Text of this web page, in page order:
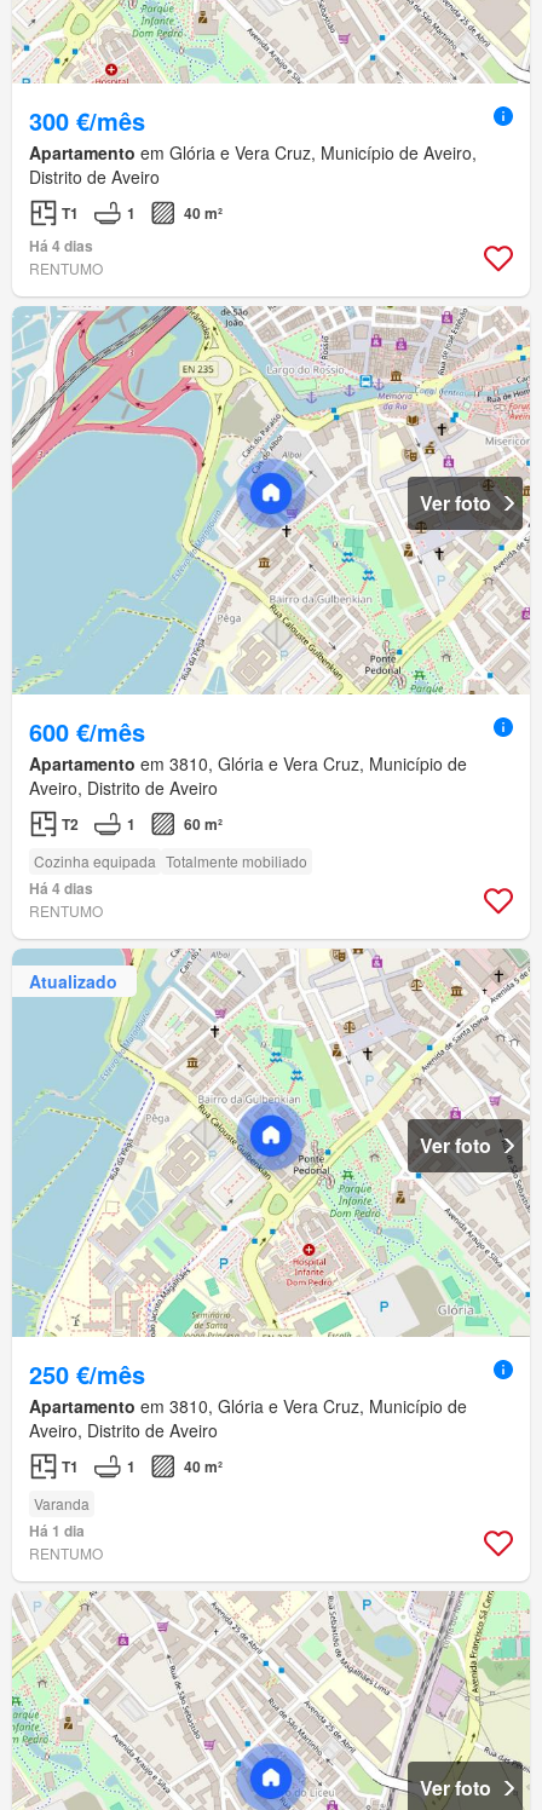
300 €/mês
Apartamento em Glória e Vera Cruz, Município de Aveiro,
Distrito de Aveiro
T1 1
40 m²
Há 4 dias
RENTUMO
Ver foto
600 €/mês
Apartamento em 3810, Glória e Vera Cruz, Município de
Aveiro, Distrito de Aveiro
T2 1 60 m²
Cozinha equipada Totalmente mobiliado
Há 4 dias
RENTUMO
Atualizado
Ver foto
250 €/mês
Apartamento em 3810, Glória e Vera Cruz, Município de
Aveiro, Distrito de Aveiro
T1 1 40 m²
Varanda
Há 1 dia
RENTUMO
Ver foto